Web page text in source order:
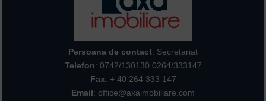
Persoana de contact: Secretariat
Telefon: 0742/130130 0264/333147
Fax: + 40 264 333 147
Email: office@axaimobiliare.com